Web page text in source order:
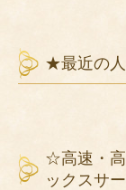
★最近の
☆高速・高
ックスサー